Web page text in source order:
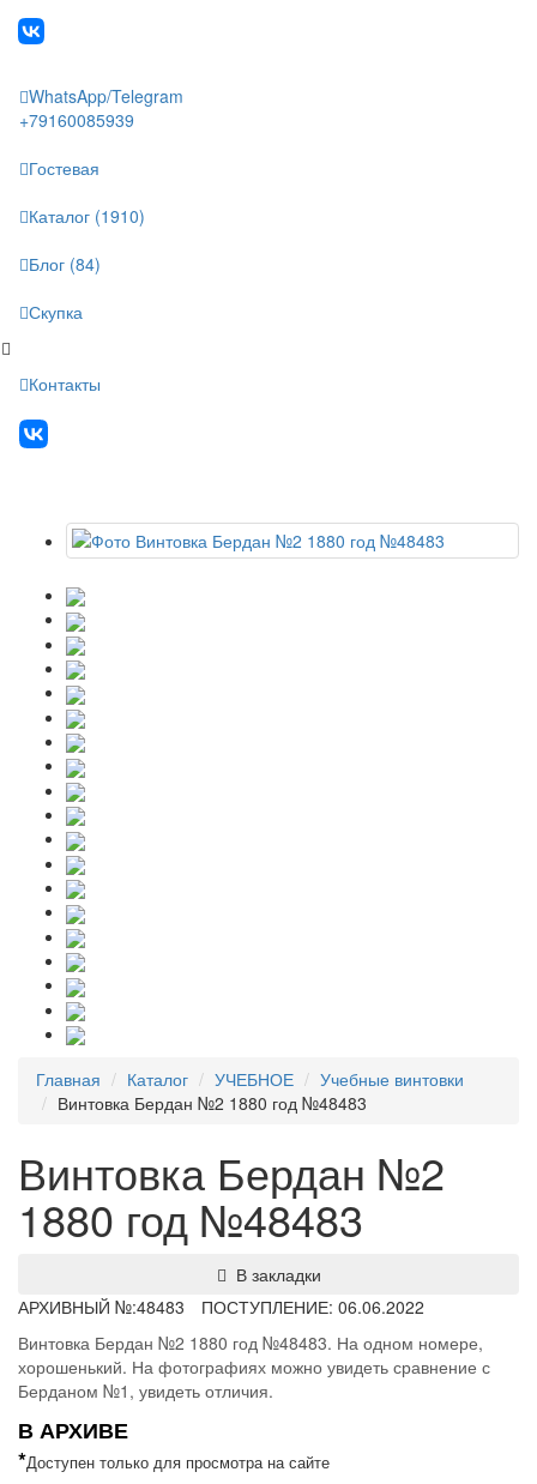
WhatsApp/Telegram
+79160085939
Гостевая
Каталог (1910)
Блог (84)
Скупка
Контакты
Главная Каталог УЧЕБНОЕ
Учебные винтовки
Винтовка Бердан №2 1880 год №48483
Винтовка Бердан №2
1880 год №48483
В закладки
АРХИВНЫЙ №:48483
ПОСТУПЛЕНИЕ: 06.06.2022
Винтовка Бердан №2 1880 год №48483. На одном номере,
хорошенький. На фотографиях можно увидеть сравнение с
Берданом №1, увидеть отличия.
В АРХИВЕ
*Доступен только для просмотра на сайте